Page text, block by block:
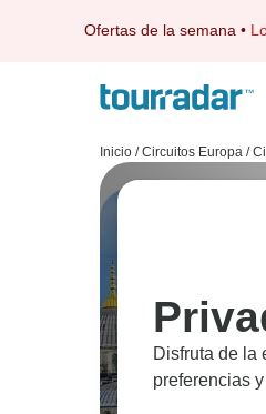
Ofertas de la semana •
Inicio / Circuitos Europa /
Disfruta de la
preferencias